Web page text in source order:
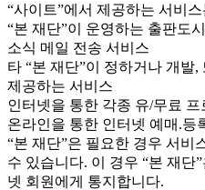
“사이트”에서 제공하는 서비
“본 재단”이 운영하는 출판도
소식 메일 전송 서비스
타 “본 재단”이 정하거나 개발
제공하는 서비스
인터넷을 통한 각종 유/무료
온라인을 통한 인터넷 예매.등
“본 재단”은 필요한 경우 서비
수 있습니다. 이 경우 “본 재단
넷 회원에게 통지합니다.